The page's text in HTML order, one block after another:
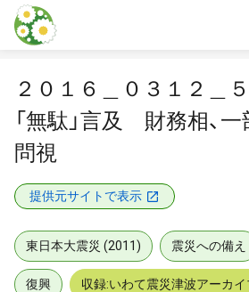
本文に飛ぶ
２０１６＿０３１２＿
「無駄」言及 財務相、
問視
提供元サイトで表示
東日本大震災 (2011) 震災への備え
復興 収録:いわて震災津波アーカイ